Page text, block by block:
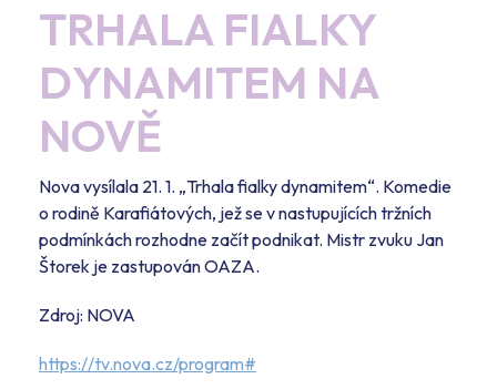
TRHALA FIALKY
DYNAMITEM NA
NOVĚ
Nova vysílala 21. 1. „Trhala fialky dynamitem“. Komedie
o rodině Karafiátových, jež se v nastupujících tržních
podmínkách rozhodne začít podnikat. Mistr zvuku Jan
Štorek je zastupován OAZA.
Zdroj: NOVA
https://tv.nova.cz/program#